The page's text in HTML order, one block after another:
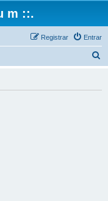
m ::.
Entrar
Registrar